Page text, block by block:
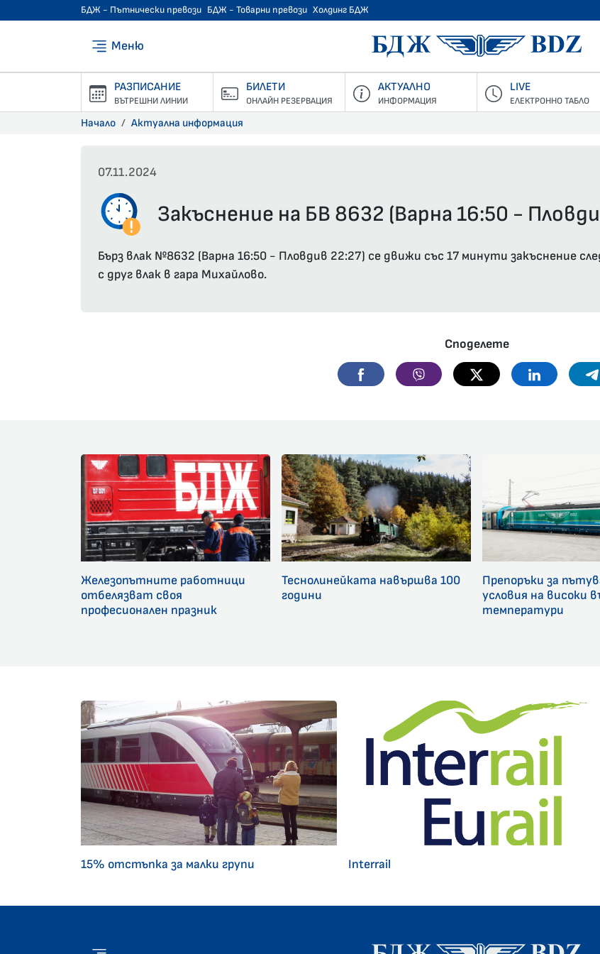
БДЖ - Пътнически превози БДЖ - Товарни превози Холдинг БДЖ
Меню
РАЗПИСАНИЕ
ВЪТРЕШНИ ЛИНИИ
БИЛЕТИ
ОНЛАЙН РЕЗЕРВАЦИЯ
АКТУАЛНО
ИНФОРМАЦИЯ
LIVE
ЕЛЕКТРОННО ТАБЛО
Начало Актуална информация
07.11.2024
Закъснение на БВ 8632 (Варна 16:50 -
Бърз влак №8632 (Варна 16:50 - Пловдив 22:27) се движи със 17 минути закъснение
с друг влак в гара Михайлово.
Споделете
Facebook Viber Twitter Linkedin
Железопътните работници
отбелязват своя
професионален празник
Теснолинейката навършва 100
години
Препоръки за
условия на високи
температури
15% отстъпка за малки групи Interrail